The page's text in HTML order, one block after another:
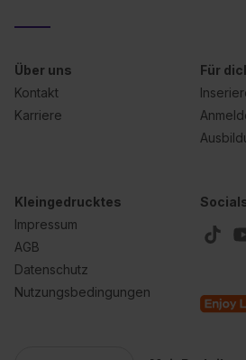
Über uns
Kontakt
Karriere
Für
Kleingedrucktes
Impressum
AGB
Datenschutz
Nutzungsbedingungen